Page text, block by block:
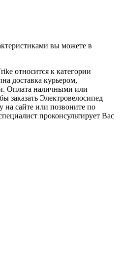
вы можете в
относится к категории
доставка курьером,
Оплата наличными или
заказать Электровелосипед
на сайте или позвоните по
проконсультирует Вас